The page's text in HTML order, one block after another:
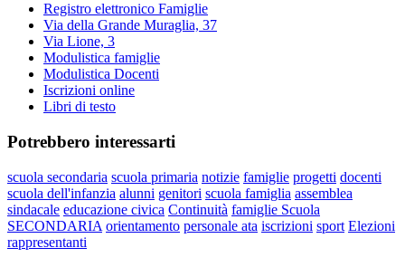
Registro elettronico Famiglie
Via della Grande Muraglia, 37
Via Lione, 3
Modulistica famiglie
Modulistica Docenti
Iscrizioni online
Libri di testo
Potrebbero interessarti
scuola secondaria scuola primaria notizie famiglie progetti docenti
scuola dell'infanzia alunni genitori scuola famiglia assemblea
sindacale educazione civica Continuità famiglie Scuola
SECONDARIA orientamento personale ata iscrizioni sport Elezioni
rappresentanti